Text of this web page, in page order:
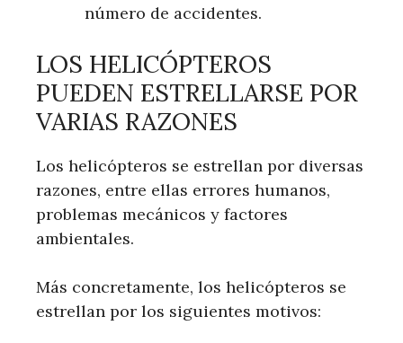
número de accidentes.
LOS HELICÓPTEROS
PUEDEN ESTRELLARSE POR
VARIAS RAZONES
Los helicópteros se estrellan por diversas
razones, entre ellas errores humanos,
problemas mecánicos y factores
ambientales.
Más concretamente, los helicópteros se
estrellan por los siguientes motivos: